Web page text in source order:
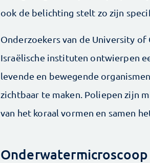
ook de belichting stelt zo zijn
Onderzoekers van de University
Israëlische instituten ontwierpen
levende en bewegende
zichtbaar te maken. Poliepen zijn
van het koraal vormen en samen
Onderwatermicroscoop